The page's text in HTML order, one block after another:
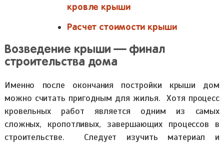
кровле крыши
Расчет стоимости крыши
Возведение крыши — финал
строительства дома
Именно после окончания постройки крыши дом
можно считать пригодным для жилья. Хотя процесс
кровельных работ является одним из самых
сложных, кропотливых, завершающих процессов в
строительстве. Следует изучить материал и